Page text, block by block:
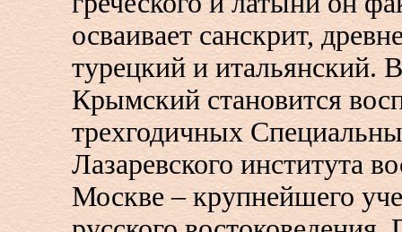
осваивает санскрит,
турецкий и итальянский.
Крымский становится
трехгодичных
Лазаревского института
Москве – крупнейшего